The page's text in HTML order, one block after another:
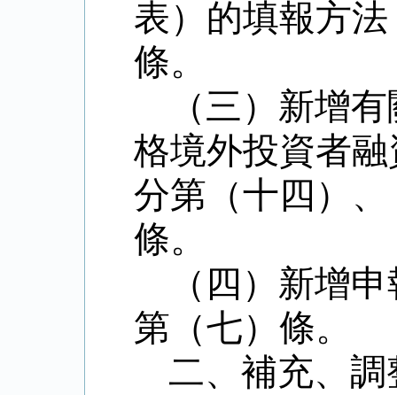
表）的填報方
條。
（三）新增
格境外投資者
分第（十四）
條。
（四）新增
第（七）條。
二、補充、